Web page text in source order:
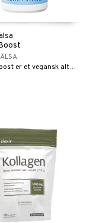
KollagenBoost er et vegansk alternativ til kondroitin og hyaluronsyre.